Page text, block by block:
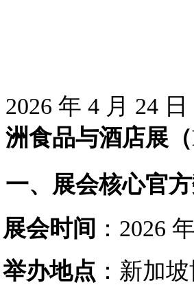
2026 年 4 月 24
洲食品与酒店展（
一、展会核心官
展会时间 ： 2026
举办地点 ：新加